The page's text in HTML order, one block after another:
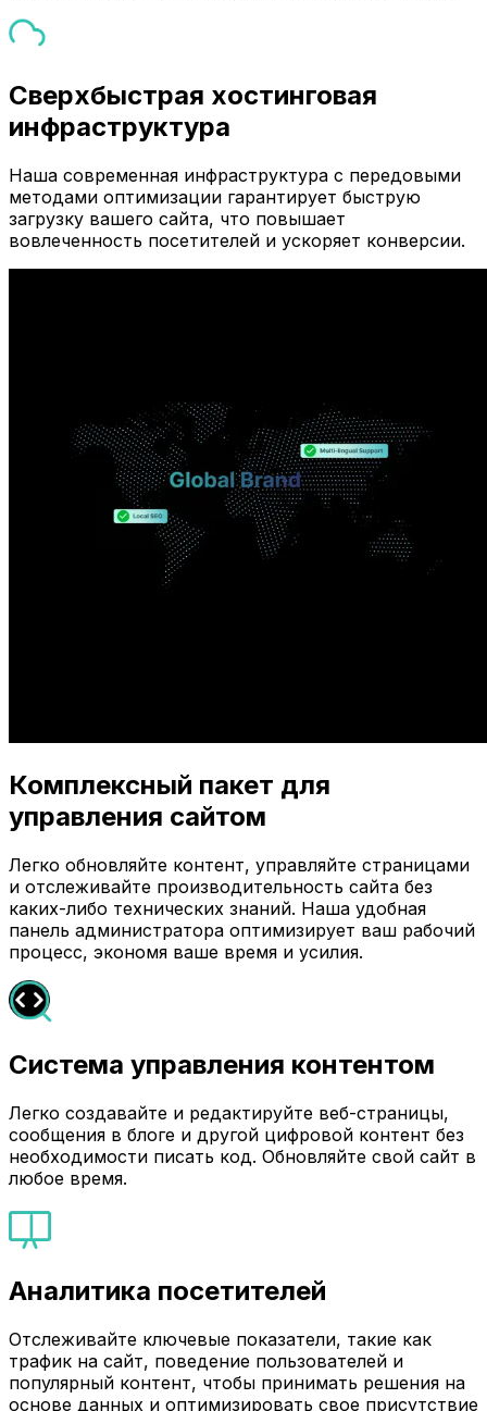
Сверхбыстрая хостинговая
инфраструктура
Наша современная инфраструктура с передовыми
методами оптимизации гарантирует быструю
загрузку вашего сайта, что повышает
вовлеченность посетителей и ускоряет конверсии.
Комплексный пакет для
управления сайтом
Легко обновляйте контент, управляйте страницами
и отслеживайте производительность сайта без
каких-либо технических знаний. Наша удобная
панель администратора оптимизирует ваш рабочий
процесс, экономя ваше время и усилия.
Система управления контентом
Легко создавайте и редактируйте веб-страницы,
сообщения в блоге и другой цифровой контент без
необходимости писать код. Обновляйте свой сайт в
любое время.
Аналитика посетителей
Отслеживайте ключевые показатели, такие как
трафик на сайт, поведение пользователей и
популярный контент, чтобы принимать решения на
основе данных и оптимизировать свое присутствие